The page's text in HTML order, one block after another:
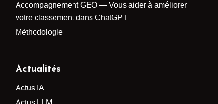
Accompagnement GEO — Vous aider à améliorer
votre classement dans ChatGPT
Méthodologie
Actualités
Actus IA
Actus LLM